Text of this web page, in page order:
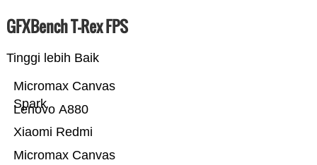
GFXBench T-Rex FPS
Tinggi lebih Baik
Micromax Canvas
Xiaomi Redmi
Lenovo A880
Micromax Canvas
Spark